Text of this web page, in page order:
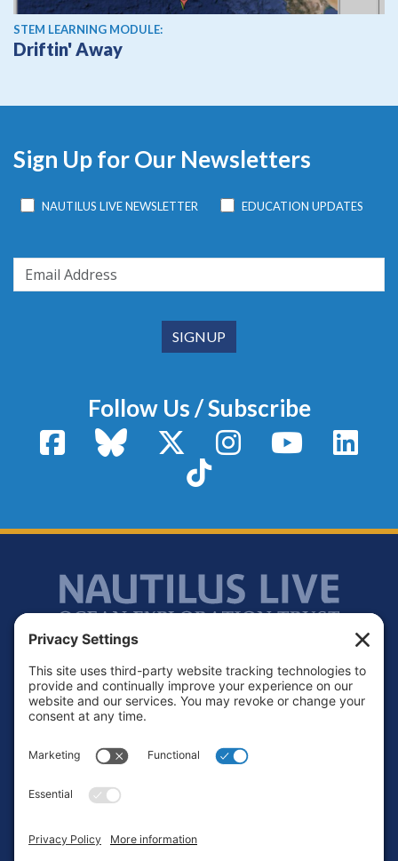
STEM LEARNING MODULE:
Driftin' Away
Sign Up for Our Newsletters
NAUTILUS LIVE NEWSLETTER EDUCATION UPDATES
Follow Us / Subscribe
FacebookBluesky X / TwitterInstagram YouTube
TikTok
Footer
Contact
Terms of Service